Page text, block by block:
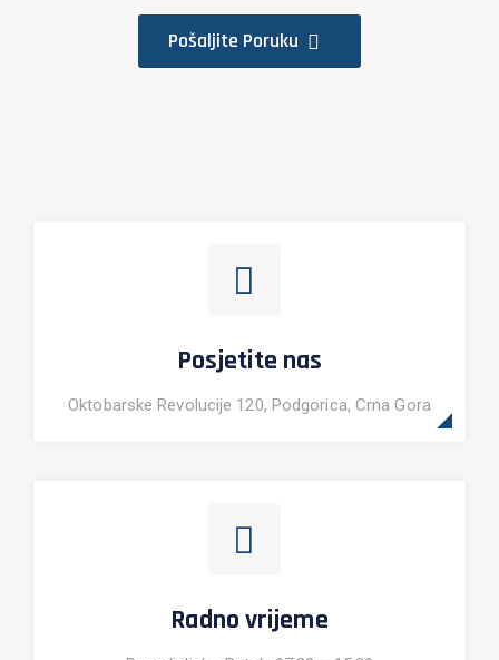
Posjetite nas
Oktobarske Revolucije 120, Podgorica, Crna Gora
Radno vrijeme